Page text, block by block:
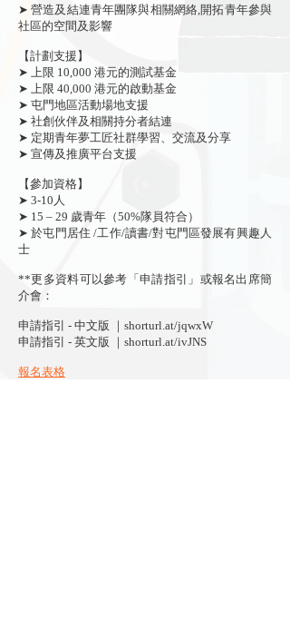
➤ 營造及結連青年團隊與相關網絡,開拓青年參與
社區的空間及影響
【計劃支援】
➤ 上限 10,000 港元的測試基金
➤ 上限 40,000 港元的啟動基金
➤ 屯門地區活動場地支援
➤ 社創伙伴及相關持分者結連
➤ 定期青年夢工匠社群學習、交流及分享
➤ 宣傳及推廣平台支援
【參加資格】
➤ 3-10人
➤ 15 – 29 歲青年（50%隊員符合）
➤ 於屯門居住 /工作/讀書/對屯門區發展有興趣人
士
**更多資料可以參考「申請指引」或報名出席簡
介會：
申請指引 - 中文版 ｜ shorturl.at/jqwxW
申請指引 - 英文版 ｜ shorturl.at/ivJNS
報名表格